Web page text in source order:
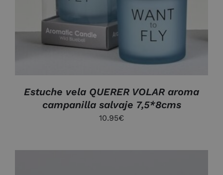
Estuche vela QUERER VOLAR aroma
campanilla salvaje 7,5*8cms
10.95€